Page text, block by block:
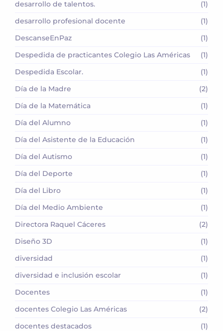
desarrollo de talentos.
(1)
desarrollo profesional docente
(1)
DescanseEnPaz
(1)
Despedida de practicantes Colegio Las Américas
(1)
Despedida Escolar.
(1)
Día de la Madre
(2)
Día de la Matemática
(1)
Día del Alumno
(1)
Día del Asistente de la Educación
(1)
Día del Autismo
(1)
Día del Deporte
(1)
Día del Libro
(1)
Día del Medio Ambiente
(1)
Directora Raquel Cáceres
(2)
Diseño 3D
(1)
diversidad
(1)
diversidad e inclusión escolar
(1)
Docentes
(1)
docentes Colegio Las Américas
(2)
docentes destacados
(1)